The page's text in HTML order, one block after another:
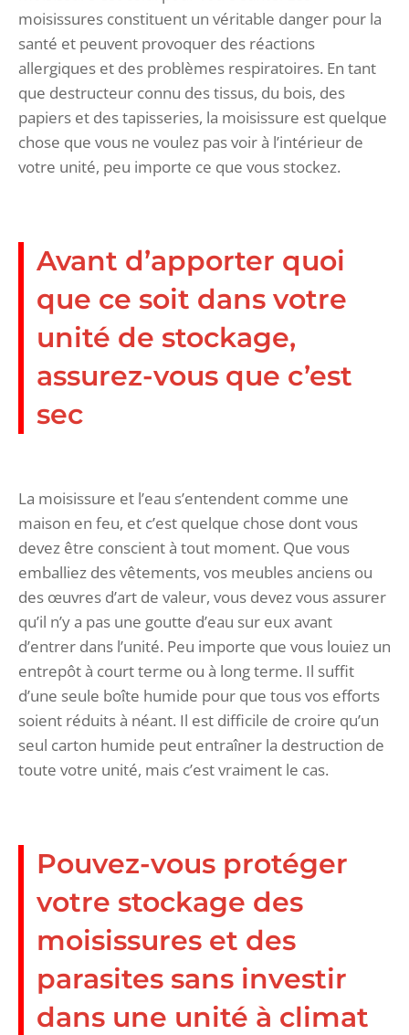
moisissures constituent un véritable danger pour la
santé et peuvent provoquer des réactions
allergiques et des problèmes respiratoires. En tant
que destructeur connu des tissus, du bois, des
papiers et des tapisseries, la moisissure est quelque
chose que vous ne voulez pas voir à l’intérieur de
votre unité, peu importe ce que vous stockez.
Avant d’apporter quoi
que ce soit dans votre
unité de stockage,
assurez-vous que c’est
sec
La moisissure et l’eau s’entendent comme une
maison en feu, et c’est quelque chose dont vous
devez être conscient à tout moment. Que vous
emballiez des vêtements, vos meubles anciens ou
des œuvres d’art de valeur, vous devez vous assurer
qu’il n’y a pas une goutte d’eau sur eux avant
d’entrer dans l’unité. Peu importe que vous louiez un
entrepôt à court terme ou à long terme. Il suffit
d’une seule boîte humide pour que tous vos efforts
soient réduits à néant. Il est difficile de croire qu’un
seul carton humide peut entraîner la destruction de
toute votre unité, mais c’est vraiment le cas.
Pouvez-vous protéger
votre stockage des
moisissures et des
parasites sans investir
dans une unité à climat